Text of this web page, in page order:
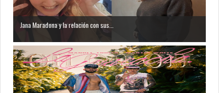
Jana Maradona y la relación con sus...